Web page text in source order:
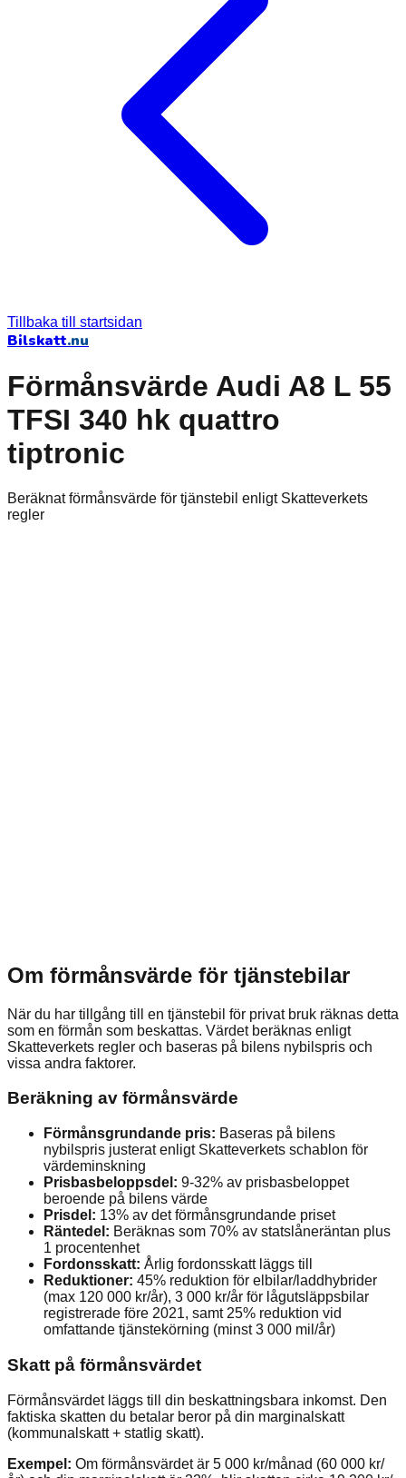
Tillbaka till startsidan
Bilskatt.nu
Förmånsvärde Audi A8 L 55
TFSI 340 hk quattro
tiptronic
Beräknat förmånsvärde för tjänstebil enligt Skatteverkets
regler
Om förmånsvärde för tjänstebilar
När du har tillgång till en tjänstebil för privat bruk räknas detta
som en förmån som beskattas. Värdet beräknas enligt
Skatteverkets regler och baseras på bilens nybilspris och
vissa andra faktorer.
Beräkning av förmånsvärde
Förmånsgrundande pris: Baseras på bilens
nybilspris justerat enligt Skatteverkets schablon för
värdeminskning
Prisbasbeloppsdel: 9-32% av prisbasbeloppet
beroende på bilens värde
Prisdel: 13% av det förmånsgrundande priset
Räntedel: Beräknas som 70% av statslåneräntan plus
1 procentenhet
Fordonsskatt: Årlig fordonsskatt läggs till
Reduktioner: 45% reduktion för elbilar/laddhybrider
(max 120 000 kr/år), 3 000 kr/år för lågutsläppsbilar
registrerade före 2021, samt 25% reduktion vid
omfattande tjänstekörning (minst 3 000 mil/år)
Skatt på förmånsvärdet
Förmånsvärdet läggs till din beskattningsbara inkomst. Den
faktiska skatten du betalar beror på din marginalskatt
(kommunalskatt + statlig skatt).
Exempel: Om förmånsvärdet är 5 000 kr/månad (60 000 kr/